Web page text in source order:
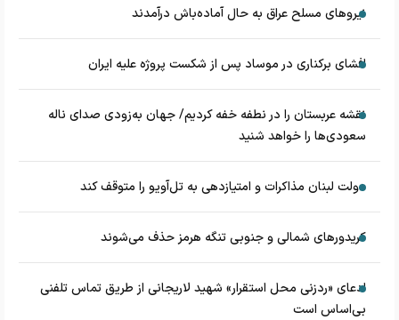
نیروهای مسلح عراق به حال آماده‌باش درآمدند
افشای برکناری در موساد پس از شکست پروژه علیه ایران
نقشه عربستان را در نطفه خفه کردیم/ جهان به‌زودی صدای ناله
سعودی‌ها را خواهد شنید
دولت لبنان مذاکرات و امتیازدهی به تل‌آویو را متوقف کند
کریدورهای شمالی و جنوبی تنگه هرمز حذف می‌شوند
ادعای «ردزنی محل استقرار» شهید لاریجانی از طریق تماس تلفنی
بی‌اساس است